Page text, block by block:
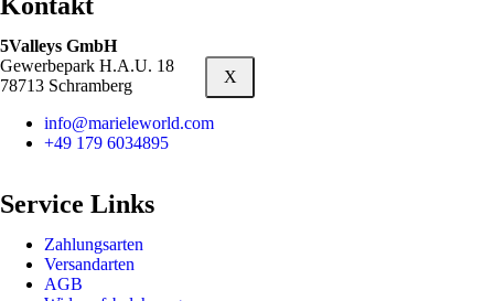
X
5Valleys GmbH
Gewerbepark H.A.U. 18
78713 Schramberg
info@marieleworld.com
+49 179 6034895
Service Links
Zahlungsarten
Versandarten
AGB